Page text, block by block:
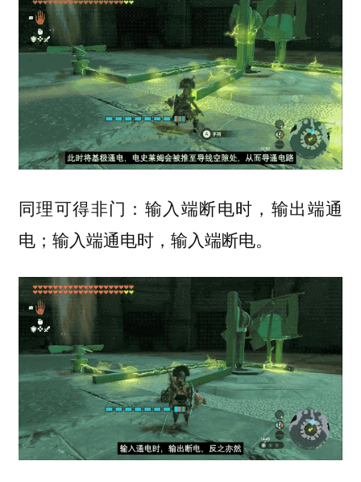
同理可得非门：输入端断电时，输出端通
电；输入端通电时，输入端断电。